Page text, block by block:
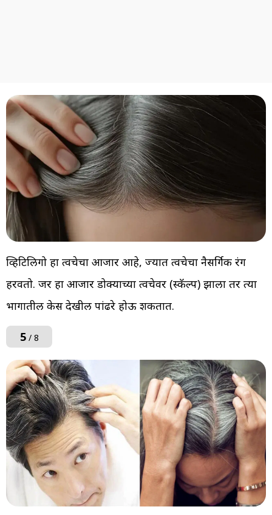
व्हिटिलिगो हा त्वचेचा आजार आहे, ज्यात त्वचेचा नैसर्गिक रंग
हरवतो. जर हा आजार डोक्याच्या त्वचेवर (स्कॅल्प) झाला तर त्या
भागातील केस देखील पांढरे होऊ शकतात.
5/ 8